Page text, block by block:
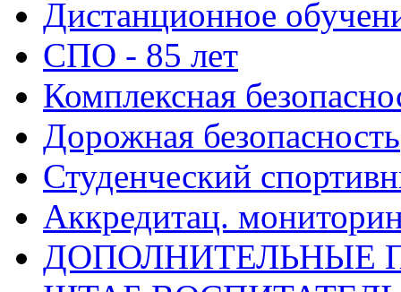
Дистанционное
СПО - 85 лет
Комплексная
Дорожная безопасность
Студенческий
Аккредитац.
ДОПОЛНИТЕЛЬНЫЕ